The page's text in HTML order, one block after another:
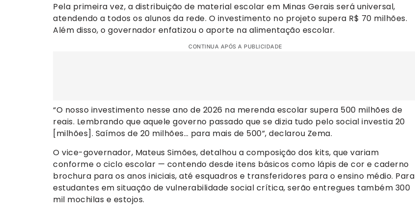
Pela primeira vez, a distribuição de material escolar em Minas Gerais será universal,
atendendo a todos os alunos da rede. O investimento no projeto supera R$ 70 milhões.
Além disso, o governador enfatizou o aporte na alimentação escolar.
CONTINUA APÓS A PUBLICIDADE
“O nosso investimento nesse ano de 2026 na merenda escolar supera 500 milhões de
reais. Lembrando que aquele governo passado que se dizia tudo pelo social investia 20
[milhões]. Saímos de 20 milhões… para mais de 500”, declarou Zema.
O vice-governador, Mateus Simões, detalhou a composição dos kits, que variam
conforme o ciclo escolar — contendo desde itens básicos como lápis de cor e caderno
brochura para os anos iniciais, até esquadros e transferidores para o ensino médio. Para
estudantes em situação de vulnerabilidade social crítica, serão entregues também 300
mil mochilas e estojos.